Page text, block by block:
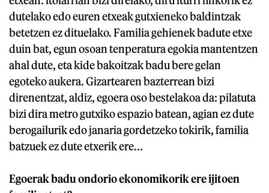
dutelako edo euren etxeak gutxieneko baldintzak
betetzen ez dituelako. Familia gehienek badute etxe
duin bat, egun osoan tenperatura egokia mantentzen
ahal dute, eta kide bakoitzak badu bere gelan
egoteko aukera. Gizartearen bazterrean bizi
direnentzat, aldiz, egoera oso bestelakoa da: pilatuta
bizi dira metro gutxiko espazio batean, agian ez dute
berogailurik edo janaria gordetzeko tokirik, familia
batzuek ez dute etxerik ere...
Egoerak badu ondorio ekonomikorik ere ijitoen